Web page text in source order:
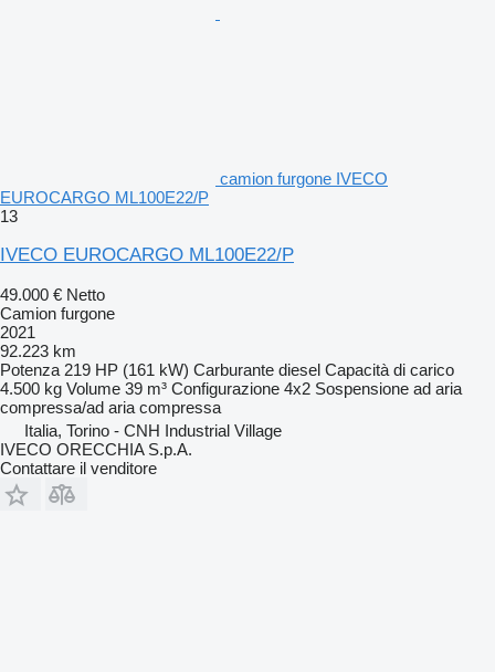
camion furgone IVECO
EUROCARGO ML100E22/P
13
IVECO EUROCARGO ML100E22/P
49.000 € Netto
Camion furgone
2021
92.223 km
Potenza 219 HP (161 kW) Carburante diesel Capacità di carico
4.500 kg Volume 39 m³ Configurazione 4x2 Sospensione ad aria
compressa/ad aria compressa
Italia, Torino - CNH Industrial Village
IVECO ORECCHIA S.p.A.
Contattare il venditore